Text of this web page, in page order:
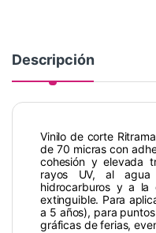
Descripción
Vinilo de corte
de 70 micras con
cohesión y elevada
rayos UV, al
hidrocarburos y a la
extinguible. Para
a 5 años), para
gráficas de ferias,